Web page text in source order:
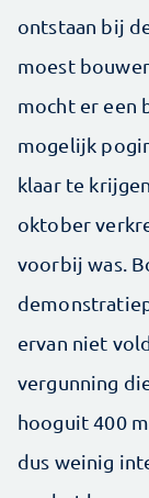
ontstaan bij
moest
mocht er een
mogelijk
klaar te
oktober
voorbij was.
ervan niet
vergunning
hooguit 400
dus weinig